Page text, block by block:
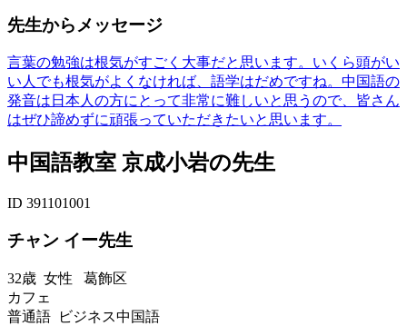
先生からメッセージ
言葉の勉強は根気がすごく大事だと思います。いくら頭がい
い人でも根気がよくなければ、語学はだめですね。中国語の
発音は日本人の方にとって非常に難しいと思うので、皆さん
はぜひ諦めずに頑張っていただきたいと思います。
中国語教室 京成小岩の先生
ID 391101001
チャン イー先生
32歳 女性 葛飾区
カフェ
普通語 ビジネス中国語